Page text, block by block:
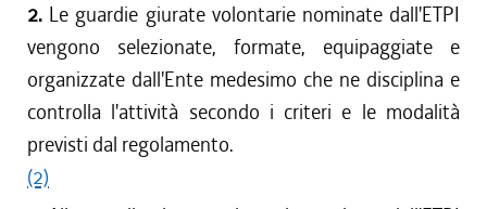
2. Le guardie giurate volontarie nominate dall'ETPI
vengono selezionate, formate, equipaggiate e
organizzate dall'Ente medesimo che ne disciplina e
controlla l'attività secondo i criteri e le modalità
previsti dal regolamento.
(2)